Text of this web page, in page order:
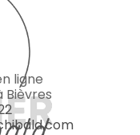
ligne
Bièvres